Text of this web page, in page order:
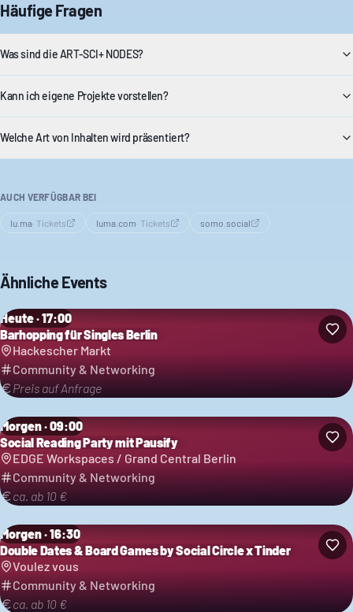
Häufige Fragen
Was sind die ART-SCI+ NODES?
Kann ich eigene Projekte vorstellen?
Welche Art von Inhalten wird präsentiert?
AUCH VERFÜGBAR BEI
lu.ma· Tickets luma.com· Tickets somo.social
Ähnliche Events
Heute · 17:00
Barhopping für Singles Berlin
Hackescher Markt
Community & Networking
Preis auf Anfrage
Morgen · 09:00
Social Reading Party mit Pausify
EDGE Workspaces / Grand Central Berlin
Community & Networking
ca. ab 10 €
Morgen · 16:30
Double Dates & Board Games by Social Circle x Tinder
Voulez vous
Community & Networking
ca. ab 10 €